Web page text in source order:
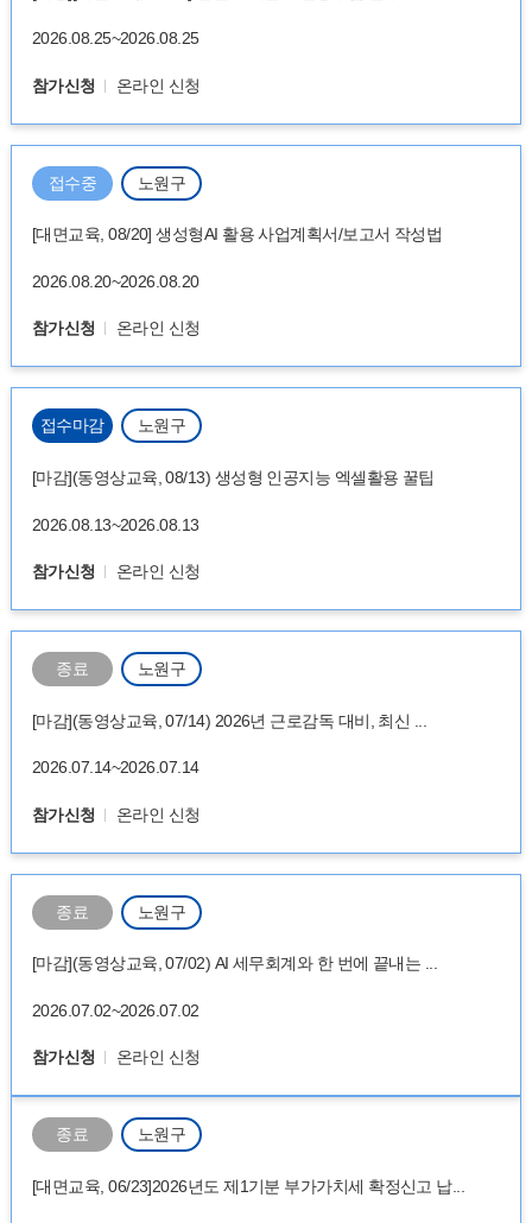
2026.08.25~2026.08.25
참가신청 온라인 신청
접수중 노원구
[대면교육, 08/20] 생성형AI 활용 사업계획서/보고서 작성법
2026.08.20~2026.08.20
참가신청 온라인 신청
접수마감 노원구
[마감](동영상교육, 08/13) 생성형 인공지능 엑셀활용 꿀팁
2026.08.13~2026.08.13
참가신청 온라인 신청
종료 노원구
[마감](동영상교육, 07/14) 2026년 근로감독 대비, 최신 ...
2026.07.14~2026.07.14
참가신청 온라인 신청
종료 노원구
[마감](동영상교육, 07/02) AI 세무회계와 한 번에 끝내는 ...
2026.07.02~2026.07.02
참가신청 온라인 신청
종료 노원구
[대면교육, 06/23]2026년도 제1기분 부가가치세 확정신고 납...